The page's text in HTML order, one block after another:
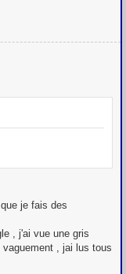
je fais des
, j'ai vue une gris
, jai lus tous